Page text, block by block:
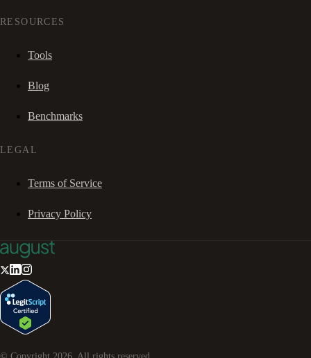
RESOURCES
Tools
Blog
Benchmarks
LEGAL
Terms of Service
Privacy Policy